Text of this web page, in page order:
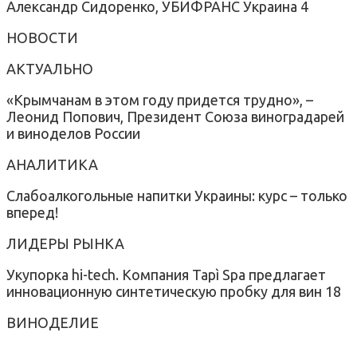
Александр Сидоренко, УБИФРАНС Украина 4
НОВОСТИ
АКТУАЛЬНО
«Крымчанам в этом году придется трудно», –
Леонид Попович, Президент Союза виноградарей
и виноделов России
АНАЛИТИКА
Слабоалкогольные напитки Украины: курс – только
вперед!
ЛИДЕРЫ РЫНКА
Укупорка hi-tech. Компания Tapì Spa предлагает
инновационную синтетическую пробку для вин 18
ВИНОДЕЛИЕ